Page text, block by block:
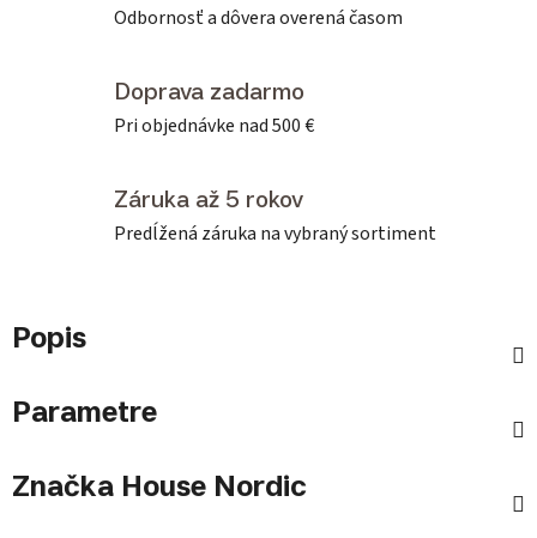
Odbornosť a dôvera overená časom
Doprava zadarmo
Pri objednávke nad 500 €
Záruka až 5 rokov
Predĺžená záruka na vybraný sortiment
Popis
Parametre
Značka House Nordic